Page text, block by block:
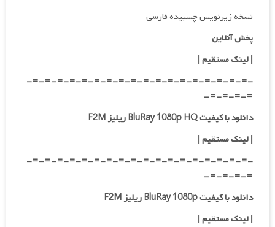
نسخه زیرنویس چسبیده فارسی
پخش آنلاین
| لینک مستقیم|
-=-=-=-=-=-=-=-=-=-=-=-=-=-=-=-=-=-=-
=-=-=-=-
دانلود با کیفیت BluRay 1080p HQ ریلیز F2M
|لینک مستقیم|
-=-=-=-=-=-=-=-=-=-=-=-=-=-=-=-=-=-=-
=-=-=-=-
دانلود با کیفیت BluRay 1080p ریلیز F2M
|لینک مستقیم|